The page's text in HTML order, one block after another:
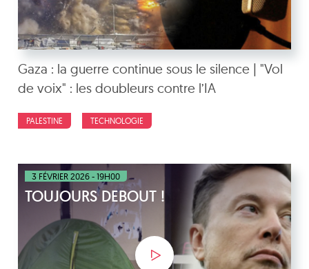
Gaza : la guerre continue sous le silence | "Vol
de voix" : les doubleurs contre l’IA
PALESTINE TECHNOLOGIE
3 FÉVRIER 2026 - 19H00
TOUJOURS DEBOUT !